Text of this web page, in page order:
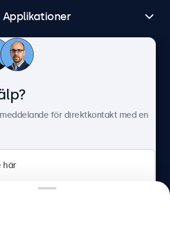
Applikationer
Kundtjänst
29, Stockholm, 111 22, Sverige
för direktkontakt med en